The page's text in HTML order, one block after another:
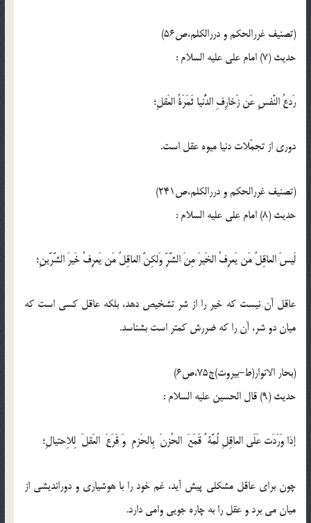
(تصنیف غررالحکم و دررالکلم،ص56)
حدیث (7) امام على عليه السلام :
رَدعُ النَّفسِ عَن زَخارِفِ الدُّنيا ثَمَرَةُ العَقلِ؛
دورى از تجمّلات دنيا ميوه عقل است.
(تصنیف غررالحکم و دررالکلم،ص241)
حدیث (8) امام على عليه السلام :
لَيسَ العاقِلُ مَن يَعرِفُ الخَيرَ مِنَ الشَّرِّ وَلكِنَّ العاقِلُ مَن يَعرِفُ خَيرَ الشَّرَّينِ؛
عاقل آن نيست كه خير را از شر تشخيص دهد، بلكه عاقل كسى است كه
ميان دو شر، آن را كه ضررش كمتر است بشناسد.
(بحار الانوار(ط-بیروت)ج75،ص6)
حدیث (9) قال الحسين عليه السلام :
إذا وَرَدَت عَلَى العاقِلِ لُمَّة ٌ قَمَعَ الحُزنَ بِالحَزمِ وَ قَرَعَ العَقلَ لِلاِحتيالِ؛
چون براى عاقل مشكلى پيش آيد، غم خود را با هوشيارى و دورانديشى از
ميان مى برد و عقل را به چاره جويى وامى دارد.